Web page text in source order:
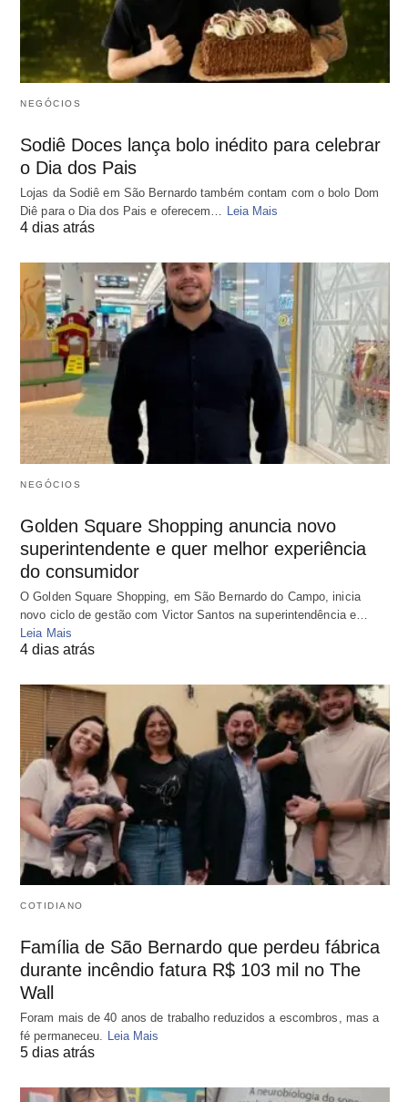
NEGÓCIOS
Sodiê Doces lança bolo inédito para celebrar
o Dia dos Pais
Lojas da Sodiê em São Bernardo também contam com o bolo Dom
Diê para o Dia dos Pais e oferecem… Leia Mais
4 dias atrás
NEGÓCIOS
Golden Square Shopping anuncia novo
superintendente e quer melhor experiência
do consumidor
O Golden Square Shopping, em São Bernardo do Campo, inicia
novo ciclo de gestão com Victor Santos na superintendência e…
Leia Mais
4 dias atrás
COTIDIANO
Família de São Bernardo que perdeu fábrica
durante incêndio fatura R$ 103 mil no The
Wall
Foram mais de 40 anos de trabalho reduzidos a escombros, mas a
fé permaneceu. Leia Mais
5 dias atrás